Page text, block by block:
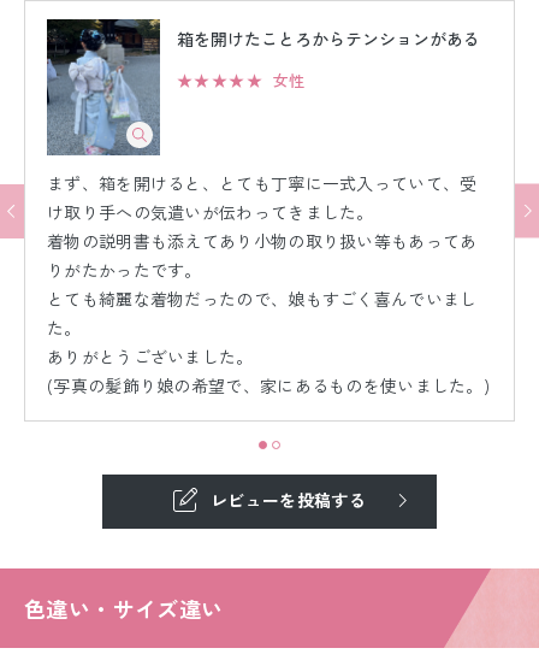
箱を開けたことろからテンションがある
★★★★★ 女性
まず、箱を開けると、とても丁寧に一式入っていて、受
け取り手への気遣いが伝わってきました。
着物の説明書も添えてあり小物の取り扱い等もあってあ
りがたかったです。
とても綺麗な着物だったので、娘もすごく喜んでいまし
た。
ありがとうございました。
(写真の髪飾り娘の希望で、家にあるものを使いました。)
レビューを投稿する
色違い・サイズ違い